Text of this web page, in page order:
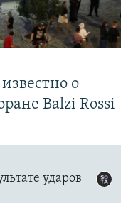
о
Balzi Rossi